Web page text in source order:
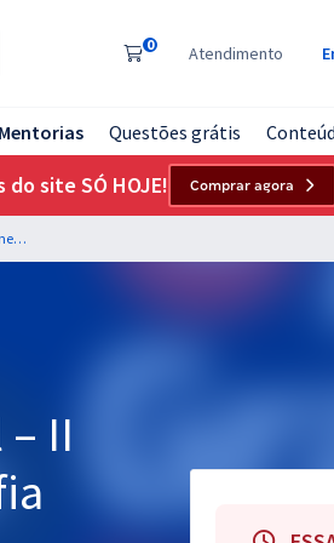
0 Atendimento
Mentorias Questões grátis
site SÓ HOJE! Comprar agora
Prefeitura de Buriticupu - MA - Professor Ensino Fundamental Nível – II - Anos Finais – 6º Ao 9º Ano - Geografia (Pós-Edital)
II